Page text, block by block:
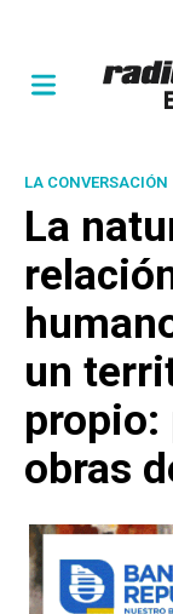
LA CONVERSACIÓN
La
un
propio:
obras